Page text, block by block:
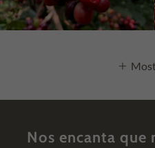
Nos encanta que